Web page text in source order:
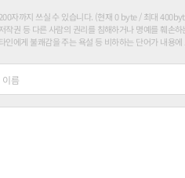
200자까지 쓰실 수 있습니다. (현재 0 byte / 최대
저작권 등 다른 사람의 권리를 침해하거나 명예를 훼손
타인에게 불쾌감을 주는 욕설 등 비하하는 단어가 내용